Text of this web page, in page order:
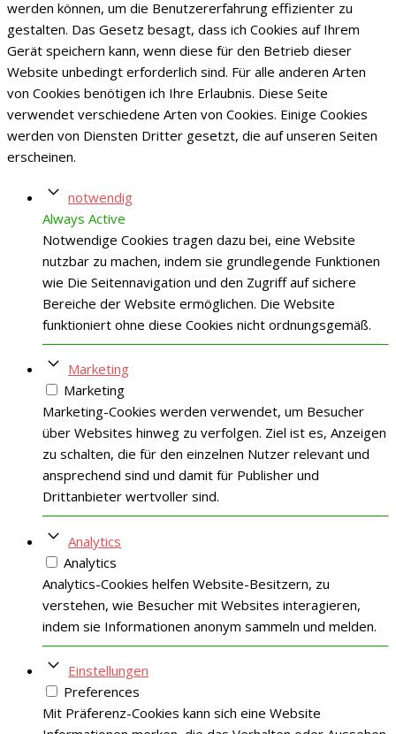
werden können, um die Benutzererfahrung effizienter zu
gestalten. Das Gesetz besagt, dass ich Cookies auf Ihrem
Gerät speichern kann, wenn diese für den Betrieb dieser
Website unbedingt erforderlich sind. Für alle anderen Arten
von Cookies benötigen ich Ihre Erlaubnis. Diese Seite
verwendet verschiedene Arten von Cookies. Einige Cookies
werden von Diensten Dritter gesetzt, die auf unseren Seiten
erscheinen.
notwendig
Always Active
Notwendige Cookies tragen dazu bei, eine Website
nutzbar zu machen, indem sie grundlegende Funktionen
wie Die Seitennavigation und den Zugriff auf sichere
Bereiche der Website ermöglichen. Die Website
funktioniert ohne diese Cookies nicht ordnungsgemäß.
Marketing
Marketing
Marketing-Cookies werden verwendet, um Besucher
über Websites hinweg zu verfolgen. Ziel ist es, Anzeigen
zu schalten, die für den einzelnen Nutzer relevant und
ansprechend sind und damit für Publisher und
Drittanbieter wertvoller sind.
Analytics
Analytics
Analytics-Cookies helfen Website-Besitzern, zu
verstehen, wie Besucher mit Websites interagieren,
indem sie Informationen anonym sammeln und melden.
Einstellungen
Preferences
Mit Präferenz-Cookies kann sich eine Website